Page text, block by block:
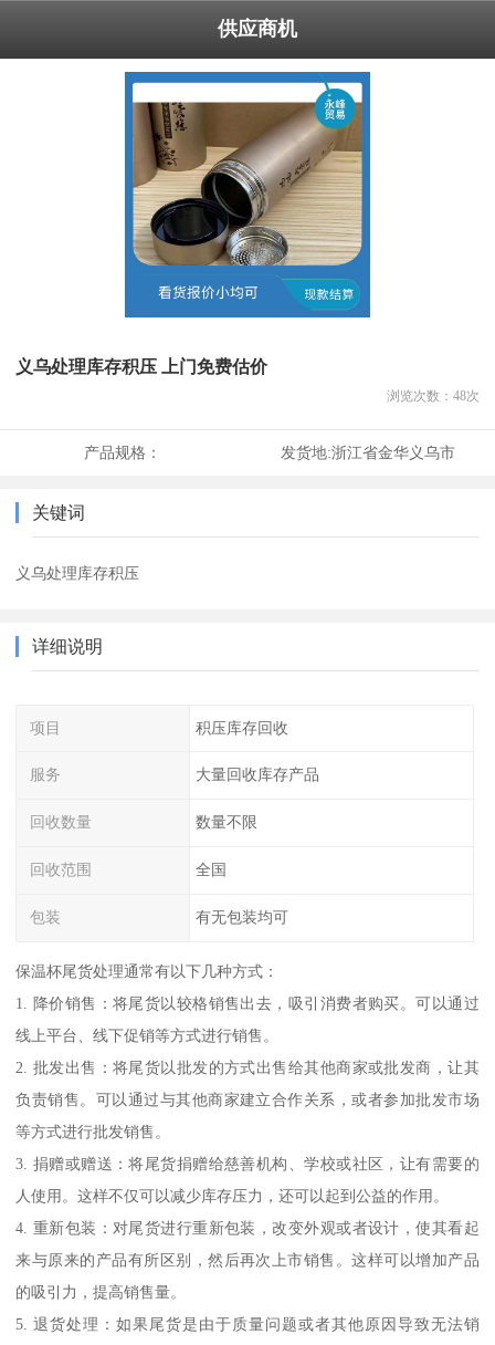
供应商机
义乌处理库存积压 上门免费估价
浏览次数： 48次
产品规格： 发货地:浙江省金华义乌市
关键词
义乌处理库存积压
详细说明
项目 积压库存回收
服务 大量回收库存产品
回收数量 数量不限
回收范围 全国
包装 有无包装均可
保温杯尾货处理通常有以下几种方式：
1. 降价销售：将尾货以较格销售出去，吸引消费者购买。可以通过
线上平台、线下促销等方式进行销售。
2. 批发出售：将尾货以批发的方式出售给其他商家或批发商，让其
负责销售。可以通过与其他商家建立合作关系，或者参加批发市场
等方式进行批发销售。
3. 捐赠或赠送：将尾货捐赠给慈善机构、学校或社区，让有需要的
人使用。这样不仅可以减少库存压力，还可以起到公益的作用。
4. 重新包装：对尾货进行重新包装，改变外观或者设计，使其看起
来与原来的产品有所区别，然后再次上市销售。这样可以增加产品
的吸引力，提高销售量。
5. 退货处理：如果尾货是由于质量问题或者其他原因导致无法销